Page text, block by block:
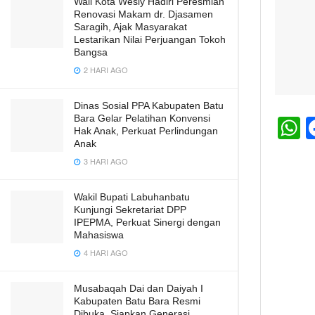
Renovasi Makam dr. Djasamen
Saragih, Ajak Masyarakat
Lestarikan Nilai Perjuangan Tokoh
Bangsa
2 HARI AGO
Dinas Sosial PPA Kabupaten Batu
Bara Gelar Pelatihan Konvensi
Hak Anak, Perkuat Perlindungan
Anak
3 HARI AGO
Wakil Bupati Labuhanbatu
Kunjungi Sekretariat DPP
IPEPMA, Perkuat Sinergi dengan
Mahasiswa
4 HARI AGO
Musabaqah Dai dan Daiyah I
Kabupaten Batu Bara Resmi
h